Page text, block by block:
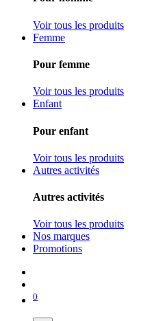
Voir tous les produits
Femme
Pour femme
Voir tous les produits
Enfant
Pour enfant
Voir tous les produits
Autres activités
Autres activités
Voir tous les produits
Nos marques
Promotions
0